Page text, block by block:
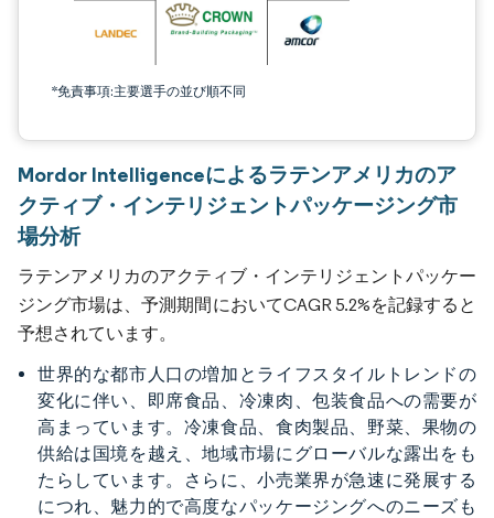
*免責事項:主要選手の並び順不同
Mordor Intelligenceによるラテンアメリカのア
クティブ・インテリジェントパッケージング市
場分析
ラテンアメリカのアクティブ・インテリジェントパッケー
ジング市場は、予測期間においてCAGR 5.2%を記録すると
予想されています。
世界的な都市人口の増加とライフスタイルトレンドの
変化に伴い、即席食品、冷凍肉、包装食品への需要が
高まっています。冷凍食品、食肉製品、野菜、果物の
供給は国境を越え、地域市場にグローバルな露出をも
たらしています。さらに、小売業界が急速に発展する
につれ、魅力的で高度なパッケージングへのニーズも